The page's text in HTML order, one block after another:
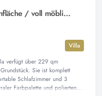
Privater Pool / 229 qm Wohnfläche / voll möbliert
Villa
verfügt über 229 qm
Sie ist komplett
Schlafzimmer und 3
Farbpalette und polierten...